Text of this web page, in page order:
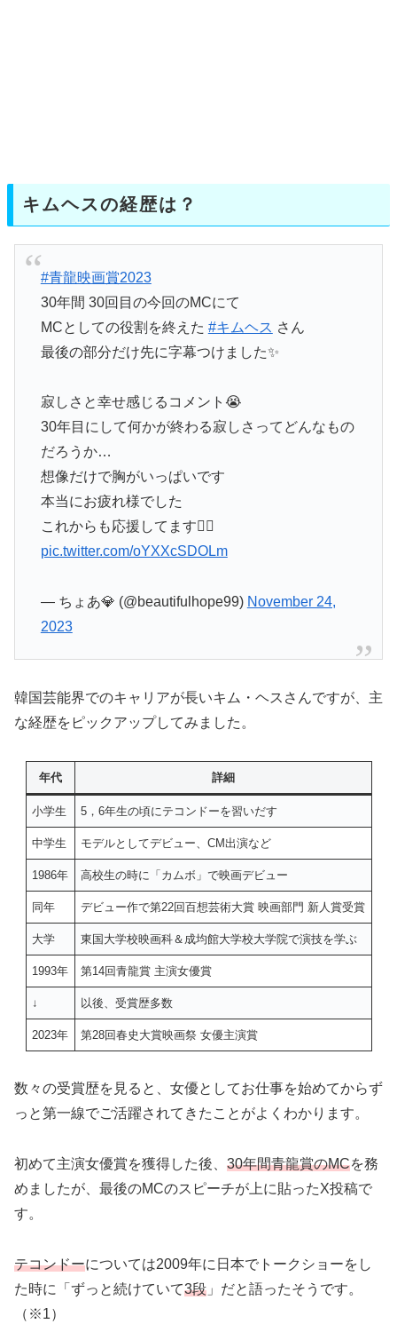
キムヘスの経歴は？
#青龍映画賞2023
30年間 30回目の今回のMCにて
MCとしての役割を終えた #キムヘス さん
最後の部分だけ先に字幕つけました✨
寂しさと幸せ感じるコメント😭
30年目にして何かが終わる寂しさってどんなもの
だろうか…
想像だけで胸がいっぱいです
本当にお疲れ様でした
これからも応援してます❤️‍🔥
pic.twitter.com/oYXXcSDOLm
— ちょあ💎 (@beautifulhope99) November 24,
2023
韓国芸能界でのキャリアが長いキム・ヘスさんですが、主
な経歴をピックアップしてみました。
年代 詳細
小学生 5，6年生の頃にテコンドーを習いだす
中学生 モデルとしてデビュー、CM出演など
1986年 高校生の時に「カムボ」で映画デビュー
同年 デビュー作で第22回百想芸術大賞 映画部門 新人賞受賞
大学 東国大学校映画科＆成均館大学校大学院で演技を学ぶ
1993年 第14回青龍賞 主演女優賞
↓ 以後、受賞歴多数
2023年 第28回春史大賞映画祭 女優主演賞
数々の受賞歴を見ると、女優としてお仕事を始めてからず
っと第一線でご活躍されてきたことがよくわかります。
初めて主演女優賞を獲得した後、 30年間青龍賞のMCを務
めましたが、最後のMCのスピーチが上に貼ったX投稿で
す。
テコンドーについては2009年に日本でトークショーをし
た時に「ずっと続けていて3段 」だと語ったそうです。
（※1）